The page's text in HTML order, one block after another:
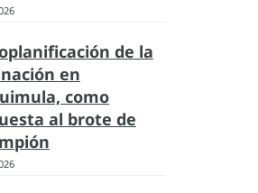
de la
en
como
al brote de